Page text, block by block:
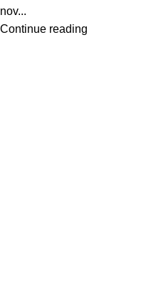
nov...
Continue reading